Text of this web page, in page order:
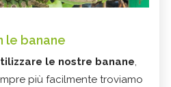
le banane
le nostre banane,
più facilmente troviamo